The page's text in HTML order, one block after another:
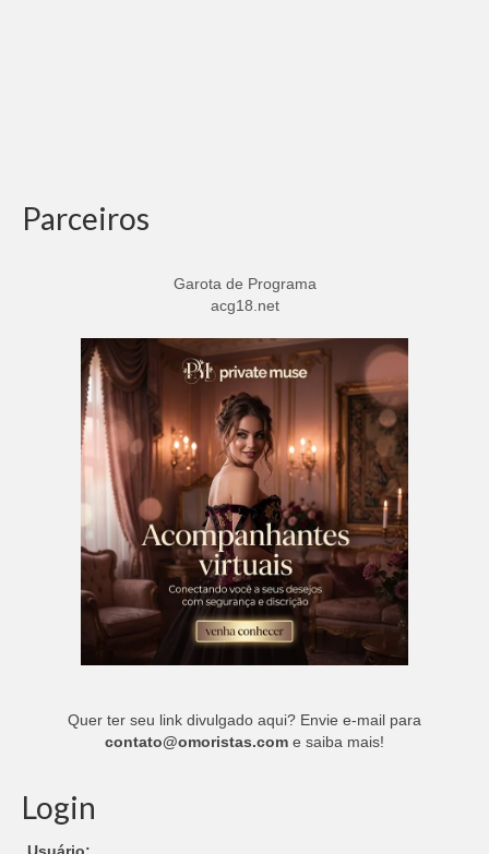
Parceiros
Garota de Programa
acg18.net
Quer ter seu link divulgado aqui? Envie e-mail para
contato@omoristas.com e saiba mais!
Login